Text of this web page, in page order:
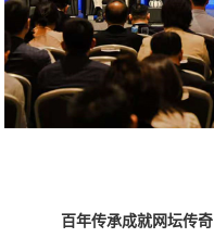
百年传承成就网坛传奇